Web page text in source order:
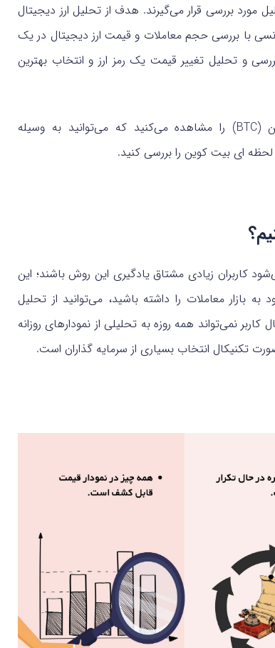
مورد بررسی قرار می‌گیرند. هدف از تحلیل ارز دیجیتال
با بررسی حجم معاملات و قیمت ارز دیجیتال در یک
و تحلیل تغییر قیمت یک رمز ارز و انتخاب بهترین
به عنوان مثال در پایین، نمودار تکنیکال بیت کوین (BTC) را مشاهده می‌کنید که می‌توانید به وسیله
ای بیت کوین را بررسی کنید.
کاربران زیادی مشتاق یادگیری این روش باشند؛ این
معاملات را داشته باشید، می‌توانید از تحلیل
نمی‌تواند همه روزه به تحلیلی از نمودارهای روزانه
تکنیکال انتخاب بسیاری از سرمایه گذاران است.